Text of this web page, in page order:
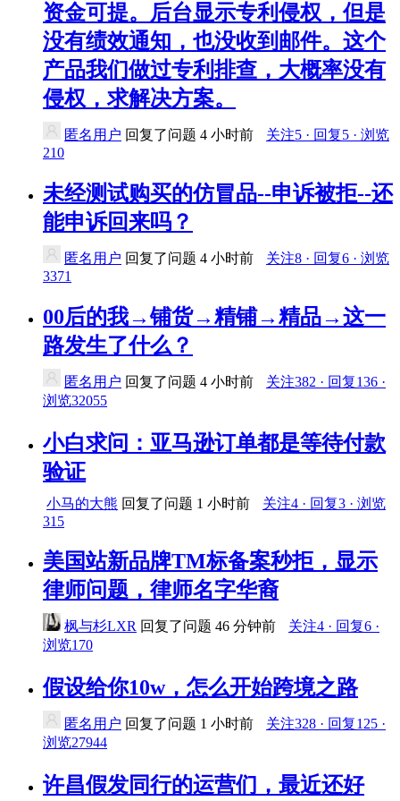
资金可提。后台显示专利侵权，但是
没有绩效通知，也没收到邮件。这个
产品我们做过专利排查，大概率没有
侵权，求解决方案。
匿名用户 回复了问题 4 小时前
关注5 · 回复5 · 浏览
210
未经测试购买的仿冒品--申诉被拒--还
能申诉回来吗？
匿名用户 回复了问题 4 小时前
关注8 · 回复6 · 浏览
3371
00后的我→铺货→精铺→精品→这一
路发生了什么？
匿名用户 回复了问题 4 小时前
关注382 · 回复136 ·
浏览32055
小白求问：亚马逊订单都是等待付款
验证
小马的大熊 回复了问题 1 小时前
关注4 · 回复3 · 浏览
315
美国站新品牌TM标备案秒拒，显示
律师问题，律师名字华裔
枫与杉LXR 回复了问题 46 分钟前
关注4 · 回复6 ·
浏览170
假设给你10w，怎么开始跨境之路
匿名用户 回复了问题 1 小时前
关注328 · 回复125 ·
浏览27944
许昌假发同行的运营们，最近还好